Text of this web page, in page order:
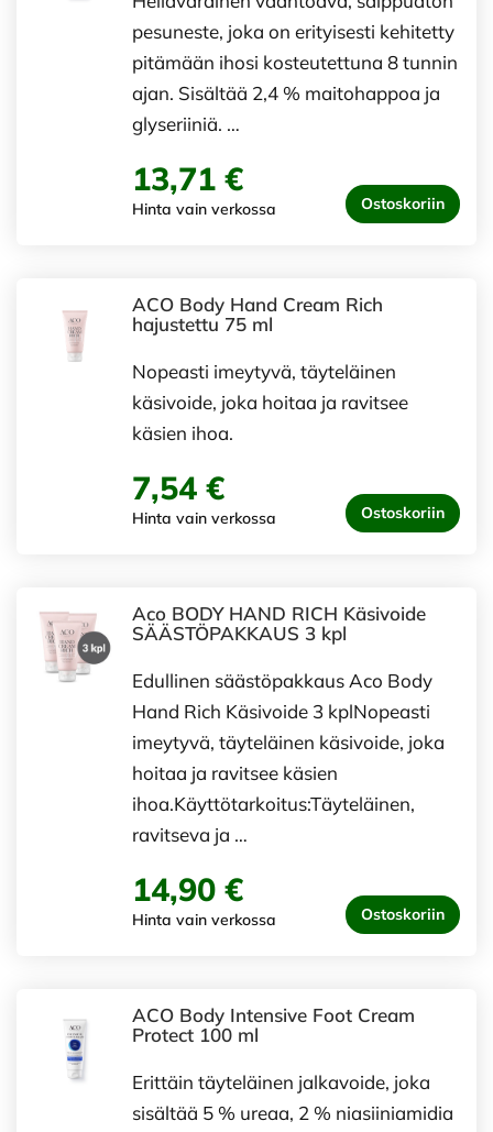
pesuneste, joka on erityisesti kehitetty
pitämään ihosi kosteutettuna 8 tunnin
ajan. Sisältää 2,4 % maitohappoa ja
glyseriiniä. …
13,71 €
Hinta vain verkossa Ostoskoriin
ACO Body Hand Cream Rich
hajustettu 75 ml
Nopeasti imeytyvä, täyteläinen
käsivoide, joka hoitaa ja ravitsee
käsien ihoa.
7,54 €
Hinta vain verkossa Ostoskoriin
Aco BODY HAND RICH Käsivoide
SÄÄSTÖPAKKAUS 3 kpl
Edullinen säästöpakkaus Aco Body
Hand Rich Käsivoide 3 kplNopeasti
imeytyvä, täyteläinen käsivoide, joka
hoitaa ja ravitsee käsien
ihoa.Käyttötarkoitus:Täyteläinen,
ravitseva ja …
14,90 €
Hinta vain verkossa Ostoskoriin
ACO Body Intensive Foot Cream
Protect 100 ml
Erittäin täyteläinen jalkavoide, joka
sisältää 5 % ureaa, 2 % niasiiniamidia